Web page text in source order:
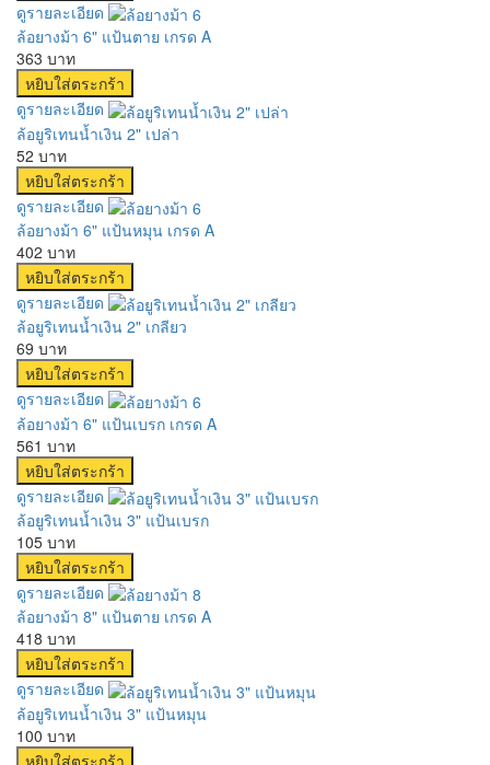
ดูรายละเอียด
ล้อยางม้า 6" แป้นตาย เกรด A
363 บาท
ดูรายละเอียด
ล้อยูริเทนน้ำเงิน 2" เปล่า
52 บาท
ดูรายละเอียด
ล้อยางม้า 6" แป้นหมุน เกรด A
402 บาท
ดูรายละเอียด
ล้อยูริเทนน้ำเงิน 2" เกลียว
69 บาท
ดูรายละเอียด
ล้อยางม้า 6" แป้นเบรก เกรด A
561 บาท
ดูรายละเอียด
ล้อยูริเทนน้ำเงิน 3" แป้นเบรก
105 บาท
ดูรายละเอียด
ล้อยางม้า 8" แป้นตาย เกรด A
418 บาท
ดูรายละเอียด
ล้อยูริเทนน้ำเงิน 3" แป้นหมุน
100 บาท